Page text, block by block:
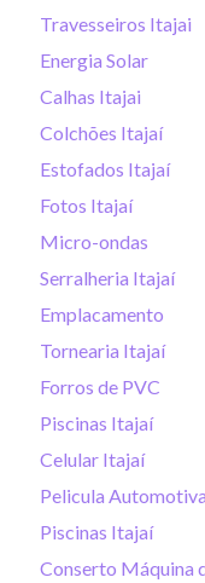
Travesseiros Itajai
Energia Solar
Calhas Itajai
Colchões Itajaí
Estofados Itajaí
Fotos Itajaí
Micro-ondas
Serralheria Itajaí
Emplacamento
Tornearia Itajaí
Forros de PVC
Piscinas Itajaí
Celular Itajaí
Pelicula Automotiva
Piscinas Itajaí
Conserto Máquina